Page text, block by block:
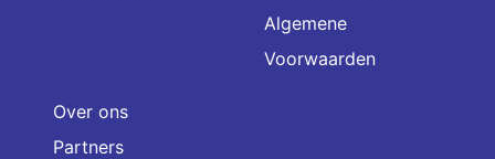
Algemene
Voorwaarden
Over ons
Partners